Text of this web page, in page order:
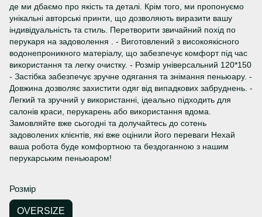
де ми дбаємо про якість та деталі. Крім того, ми пропонуємо
унікальні авторські принти, що дозволяють виразити вашу
індивідуальність та стиль. Перетворити звичайний похід по
перукаря на задоволення . - Виготовлений з високоякісного
водонепроникного матеріалу, що забезпечує комфорт під час
використання та легку очистку. - Розмір універсальний 120*150
- Застібка забезпечує зручне одягання та знімання пеньюару. -
Довжина дозволяє захистити одяг від випадкових забруднень. -
Легкий та зручний у використанні, ідеально підходить для
салонів краси, перукарень або використання вдома.
Замовляйте вже сьогодні та долучайтесь до сотень
задоволених клієнтів, які вже оцінили його переваги Нехай
ваша робота буде комфортною та бездоганною з нашим
перукарським пеньюаром!
Розмір
OVERSIZE